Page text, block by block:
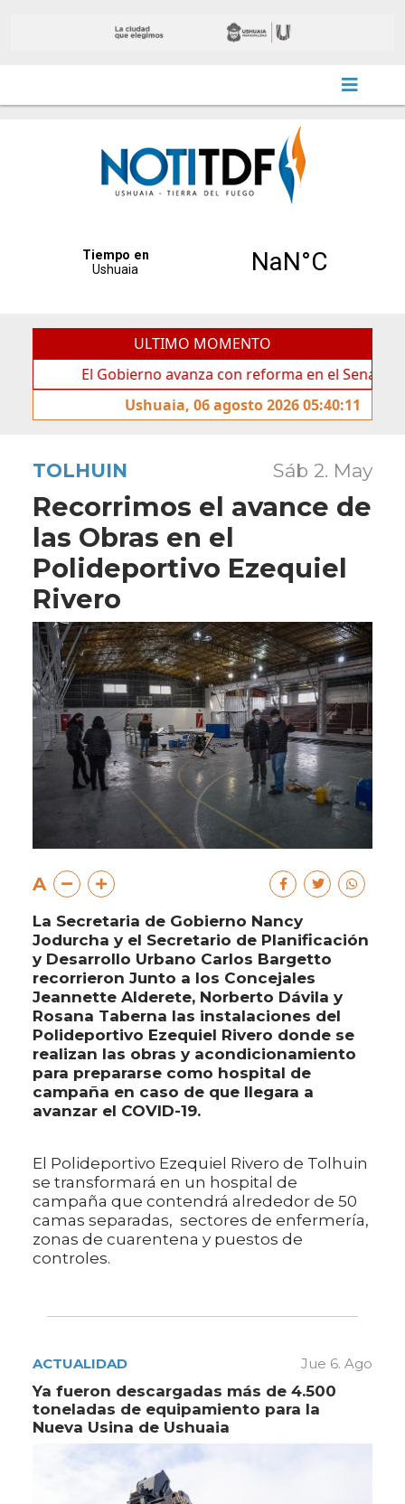
ULTIMO MOMENTO
El Gobierno avanza con reforma en el Senado
Ushuaia, 06 agosto 2026 05:40:11
TOLHUIN Sáb 2. May
Recorrimos el avance de
las Obras en el
Polideportivo Ezequiel
Rivero
A
La Secretaria de Gobierno Nancy
Jodurcha y el Secretario de Planificación
y Desarrollo Urbano Carlos Bargetto
recorrieron Junto a los Concejales
Jeannette Alderete, Norberto Dávila y
Rosana Taberna las instalaciones del
Polideportivo Ezequiel Rivero donde se
realizan las obras y acondicionamiento
para prepararse como hospital de
campaña en caso de que llegara a
avanzar el COVID-19.
El Polideportivo Ezequiel Rivero de Tolhuin
se transformará en un hospital de
campaña que contendrá alrededor de 50
camas separadas, sectores de enfermería,
zonas de cuarentena y puestos de
controles.
ACTUALIDAD Jue 6. Ago
Ya fueron descargadas más de 4.500
toneladas de equipamiento para la
Nueva Usina de Ushuaia